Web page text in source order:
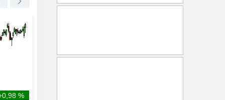
%
Atlanta